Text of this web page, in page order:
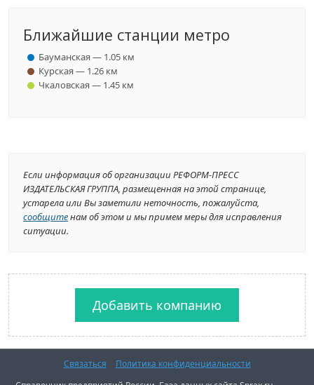
Ближайшие станции метро
Бауманская — 1.05 км
Курская — 1.26 км
Чкаловская — 1.45 км
Если информация об организации РЕФОРМ-ПРЕСС
ИЗДАТЕЛЬСКАЯ ГРУППА, размещенная на этой странице,
устарела или Вы заметили неточность, пожалуйста,
сообщитенам об этом и мы примем меры для исправления
ситуации.
Добавить компанию
Связаться
Политика конфиденциальности